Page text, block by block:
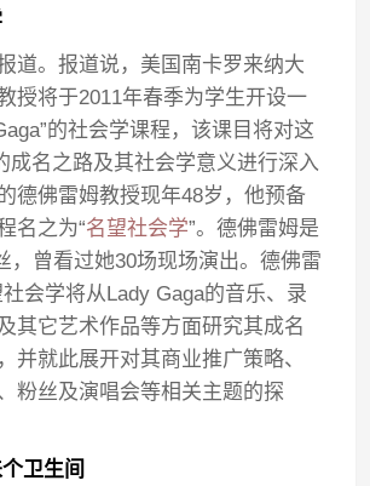
道。报道说，美国南卡罗来纳大
授将于2011年春季为学生开设一
的社会学课程，该课目将对这
成名之路及其社会学意义进行深入
德佛雷姆教授现年48岁，他预备
名之为“名望社会学”。德佛雷姆是
，曾看过她30场现场演出。德佛雷
会学将从Lady Gaga的音乐、录
其它艺术作品等方面研究其成名
并就此展开对其商业推广策略、
粉丝及演唱会等相关主题的探
卫生间